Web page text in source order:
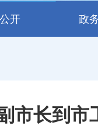
开 政
市长到市